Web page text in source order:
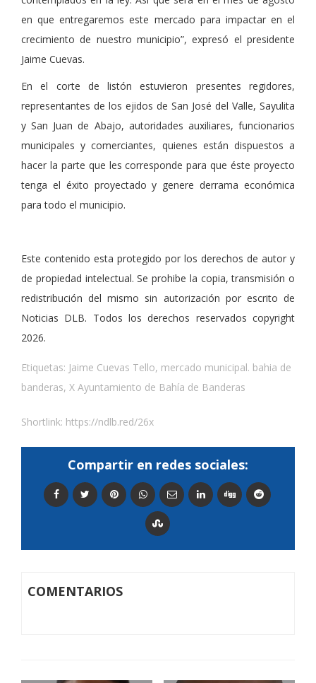
en que entregaremos este mercado para impactar en el
crecimiento de nuestro municipio”, expresó el presidente
Jaime Cuevas.
En el corte de listón estuvieron presentes regidores,
representantes de los ejidos de San José del Valle, Sayulita
y San Juan de Abajo, autoridades auxiliares, funcionarios
municipales y comerciantes, quienes están dispuestos a
hacer la parte que les corresponde para que éste proyecto
tenga el éxito proyectado y genere derrama económica
para todo el municipio.
Este contenido esta protegido por los derechos de autor y
de propiedad intelectual. Se prohibe la copia, transmisión o
redistribución del mismo sin autorización por escrito de
Noticias DLB. Todos los derechos reservados copyright
2026.
Etiquetas: Jaime Cuevas Tello, mercado municipal. bahia de
banderas, X Ayuntamiento de Bahía de Banderas
Shortlink: https://ndlb.red/26x
Compartir en redes sociales:
COMENTARIOS